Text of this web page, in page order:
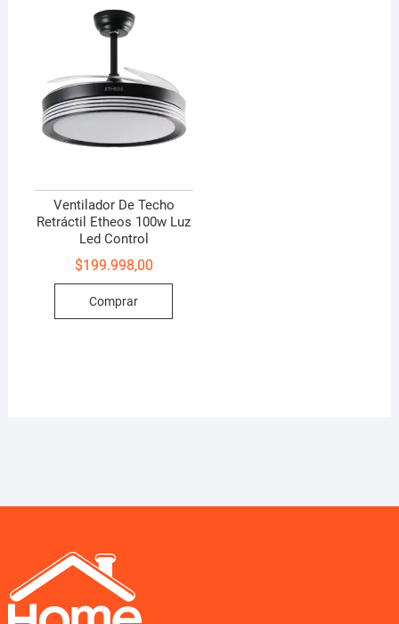
Ventilador De Techo
Retráctil Etheos 100w Luz
Led Control
$199.998,00
Comprar